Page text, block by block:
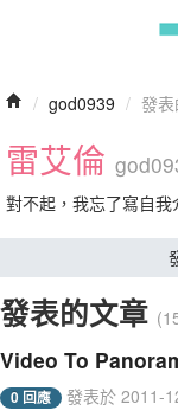
/ god0939 / 發
雷艾倫
對不起，我忘了寫自我
發表的文章
Video To
0 回應 發表於 2011-